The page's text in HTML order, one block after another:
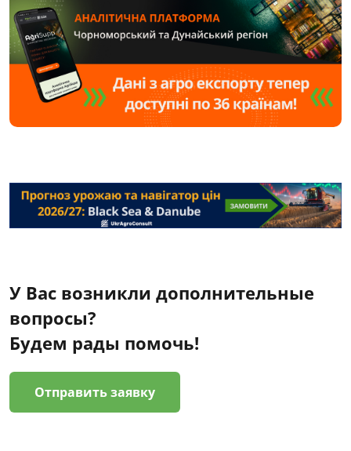
У Вас возникли дополнительные
вопросы?
Будем рады помочь!
Отправить заявку